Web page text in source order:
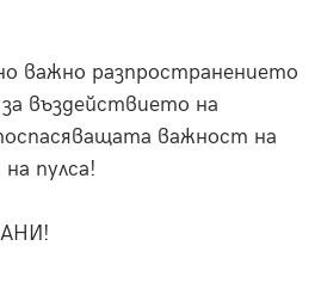
важно разпространението
въздействието на
важност на
пулса!